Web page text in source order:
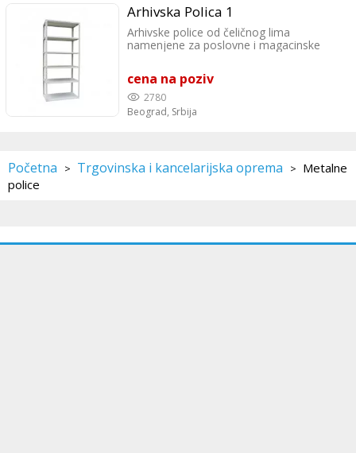
Arhivska Polica 1
Arhivske police od čeličnog lima
namenjene za poslovne i magacinske
kg. ꞏ Nosivost po etaži se kreće od 50 kg-
150 kg. ꞏ Visina: 1000 mm – 3000 mm ꞏ
Dubina: 300 mm – 600 mm ꞏ Dužina: 900
mm – 1200 mm
cena na poziv
2780
Beograd, Srbija
Početna > Trgovinska i kancelarijska oprema > Metalne
police